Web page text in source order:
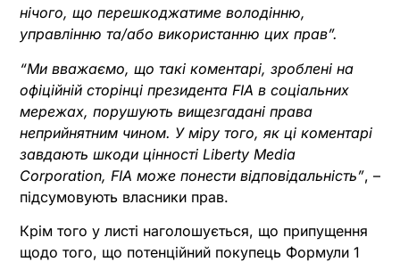
нічого, що перешкоджатиме володінню,
управлінню та/або використанню цих прав”.
“Ми вважаємо, що такі коментарі, зроблені на
офіційній сторінці президента FIA в соціальних
мережах, порушують вищезгадані права
неприйнятним чином. У міру того, як ці коментарі
завдають шкоди цінності Liberty Media
Corporation, FIA може понести відповідальність”, –
підсумовують власники прав.
Крім того у листі наголошується, що припущення
щодо того, що потенційний покупець Формули 1